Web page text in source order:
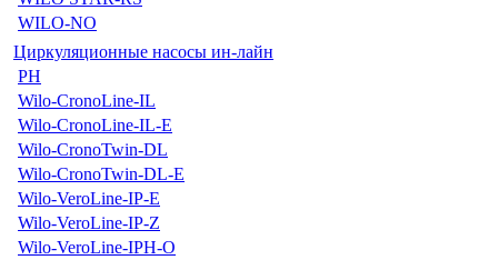
WILO-NO
Циркуляционные насосы ин-лайн
PH
Wilo-CronoLine-IL
Wilo-CronoLine-IL-E
Wilo-CronoTwin-DL
Wilo-CronoTwin-DL-E
Wilo-VeroLine-IP-E
Wilo-VeroLine-IP-Z
Wilo-VeroLine-IPH-O